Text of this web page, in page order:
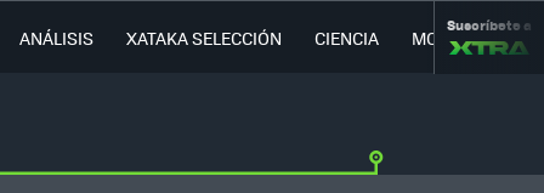
ANÁLISIS XATAKA SELECCIÓN CIENCIA MOVILIDAD
Suscríbete a